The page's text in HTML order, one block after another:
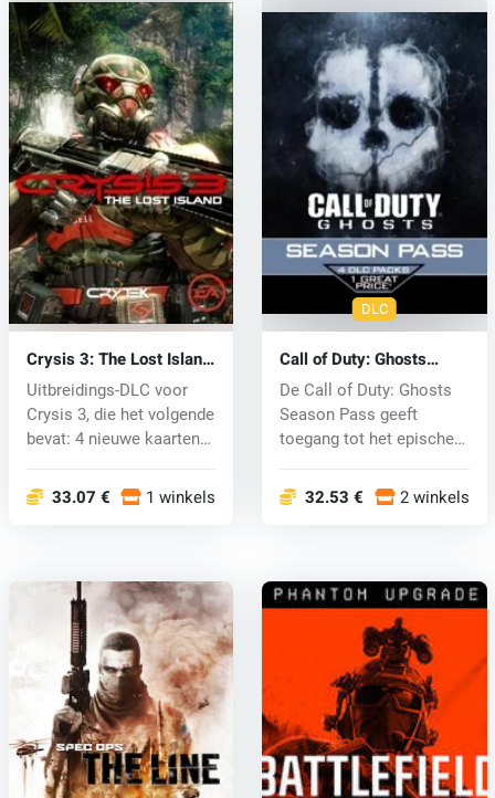
Crysis 3: The Lost Island
(PC) CD key
Uitbreidings-DLC voor
Crysis 3, die het volgende
bevat: 4 nieuwe kaarten
33.07 € 1 winkels
DLC
Call of Duty: Ghosts
Season Pass (PC) CD
key
De Call of Duty: Ghosts
Season Pass geeft
toegang tot het epische
32.53 € 2 winkels